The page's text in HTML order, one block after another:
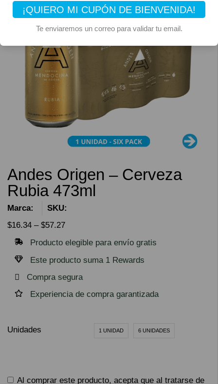
¡QUIERO MI CUPÓN DE BIENVENIDA!
Te enviaremos un correo para validar tu email.
Andes Origen – Cerveza
Rubia 473ml
Marca:
SKU:
$16.34 – $57.27
Producto elegible para envío gratis
Este producto suma 1 Rewards
Compra segura
Experiencia de compra garantizada
Unidades 1 UNIDAD 6 UNIDADES
Al comprar este producto, acepta que al tratarse de